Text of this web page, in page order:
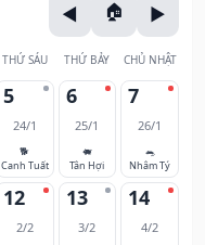
THỨ SÁU THỨ BẢY CHỦ NHẬT
5
24/1
🐕
Canh Tuất
6
25/1
🐖
Tân Hợi
7
26/1
🐀
Nhâm Tý
12
2/2
13
3/2
14
4/2